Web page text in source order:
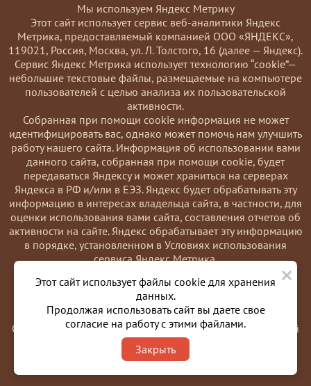
×
Этот сайт использует файлы cookie для хранения
данных.
Продолжая использовать сайт вы даете свое
согласие на работу с этими файлами.
Закрыть
Мы используем Яндекс Метрику
Этот сайт использует сервис веб-аналитики Яндекс
Метрика, предоставляемый компанией ООО «ЯНДЕКС»,
119021, Россия, Москва, ул. Л. Толстого, 16 (далее — Яндекс).
Сервис Яндекс Метрика использует технологию “cookie”—
небольшие текстовые файлы, размещаемые на компьютере
пользователей с целью анализа их пользовательской
активности.
Coбранная при помощи cookie информация не может
идентифицировать вас, однако может помочь нам улучшить
работу нашего сайта. Информация об использовании вами
данного сайта, собранная при помощи cookie, будет
передаваться Яндексу и может храниться на серверах
Яндекса в РФ и/или в ЕЭЗ. Яндекс будет обрабатывать эту
информацию в интересах владельца сайта, в частности, для
оценки использования вами сайта, составления отчетов об
активности на сайте. Яндекс обрабатывает эту информацию
в порядке, установленном в Условиях использования
сервиса Яндекс Метрика.
Вы можете отказаться от использования cookies, выбрав
соответствующие настройки в браузере. Также вы можете
использовать инструмент —
https://yandex.ru/support/metrika/general/opt-out.html
Однако это может повлиять на работу некоторых функций
сайта. Используя этот сайт, вы соглашаетесь на обработку
данных о вас в порядке и целях, указанных выше.